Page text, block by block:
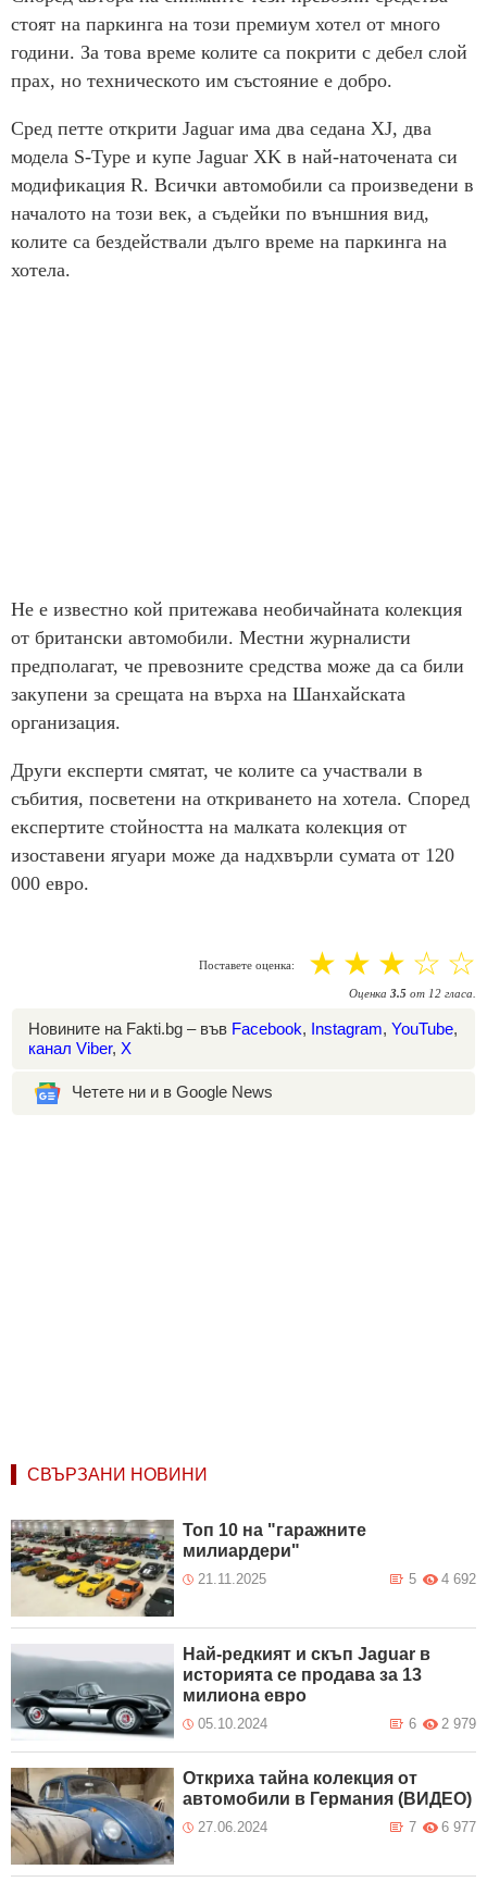
стоят на паркинга на този премиум хотел от много
години. За това време колите са покрити с дебел слой
прах, но техническото им състояние е добро.
Сред петте открити Jaguar има два седана XJ, два
модела S-Type и купе Jaguar XK в най-наточената си
модификация R. Всички автомобили са произведени в
началото на този век, а съдейки по външния вид,
колите са бездействали дълго време на паркинга на
хотела.
Не е известно кой притежава необичайната колекция
от британски автомобили. Местни журналисти
предполагат, че превозните средства може да са били
закупени за срещата на върха на Шанхайската
организация.
Други експерти смятат, че колите са участвали в
събития, посветени на откриването на хотела. Според
експертите стойността на малката колекция от
изоставени ягуари може да надхвърли сумата от 120
000 евро.
Поставете оценка: ☆
☆
☆
☆
☆
Оценка 3.5 от 12 гласа.
Новините на Fakti.bg – във Facebook, Instagram, YouTube,
канал Viber, X
Четете ни и в Google News
СВЪРЗАНИ НОВИНИ
Топ 10 на "гаражните
милиардери"
21.11.2025 4 692
5
Най-редкият и скъп Jaguar в
историята се продава за 13
милиона евро
05.10.2024 2 979
6
Откриха тайна колекция от
автомобили в Германия (ВИДЕО)
27.06.2024 6 977
7